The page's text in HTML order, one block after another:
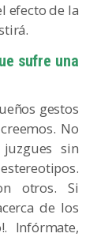
efecto de la
sufre una
gestos
No
sin
otros. Si
de los
Infórmate,